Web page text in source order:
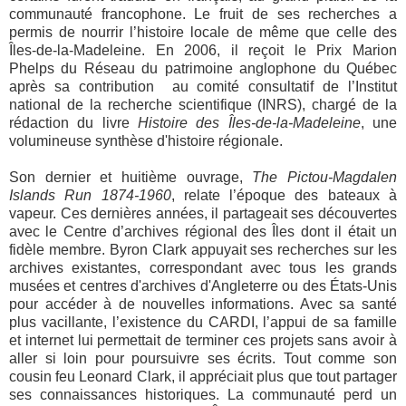
communauté francophone. Le fruit de ses recherches a
permis de nourrir l’histoire locale de même que celle des
Îles-de-la-Madeleine. En 2006, il reçoit le Prix Marion
Phelps du Réseau du patrimoine anglophone du Québec
après sa contribution au comité consultatif de l’I nstitut
national de la recherche scientifique (INRS), chargé de la
rédaction du livre Histoire des Îles-de-la-Madeleine, une
volumineuse synthèse d'histoire régionale.
Son dernier et huitième ouvrage, The Pictou-Magdalen
Islands Run 1874-1960, relate l’époque des bateaux à
vapeur. Ces dernières années, il partageait ses découvertes
avec le Centre d’archives régional des Îles dont il était un
fidèle membre. Byron Clark appuyait ses recherches sur les
archives existantes, correspondant avec tous les grands
musées et centres d'archives d'Angleterre ou des États-Unis
pour accéder à de nouvelles informations. Avec sa santé
plus vacillante, l’existence du CARDI, l’appui de sa famille
et internet lui permettait de terminer ces projets sans avoir à
aller si loin pour poursuivre ses écrits. Tout comme son
cousin feu Leonard Clark, il appréciait plus que tout partager
ses connaissances historiques. La communauté perd un